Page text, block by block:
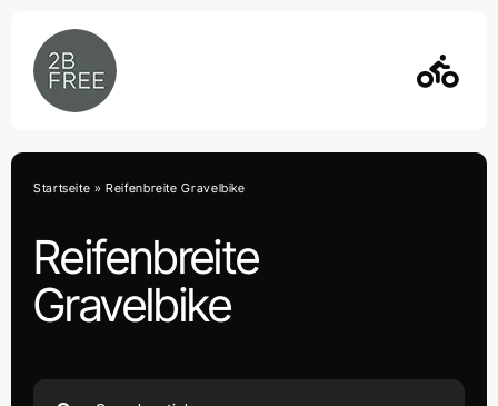
content
Reifenbreite
Gravelbike
Startseite »Reifenbreite Gravelbike
Search